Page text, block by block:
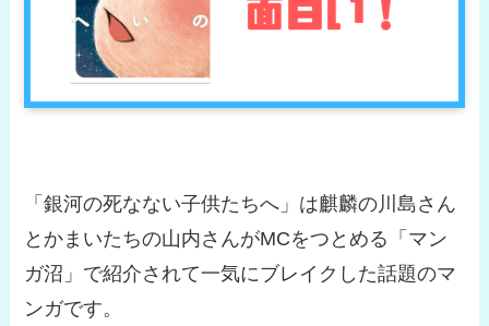
「銀河の死なない子供たちへ」は麒麟の川島さん
とかまいたちの山内さんがMCをつとめる「マン
ガ沼」で紹介されて一気にブレイクした話題のマ
ンガです。